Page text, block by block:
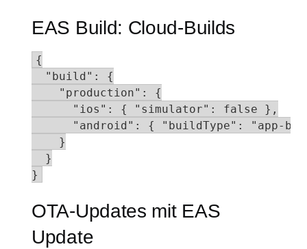
EAS Build: Cloud-Builds
{
  "build": {
    "production": {
      "ios": { "simulator": false },
"android": { "buildType": "app-
    }
  }
}
OTA-Updates mit EAS
Update